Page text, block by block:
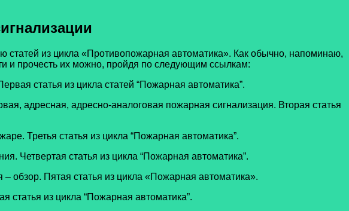
статей из цикла «Противопожарная автоматика». Как обычно, напоминаю,
и прочесть их можно, пройдя по следующим ссылкам:
статья из цикла статей “Пожарная автоматика”.
адресная, адресно-аналоговая пожарная сигнализация. Вторая статья
Третья статья из цикла “Пожарная автоматика”.
Четвертая статья из цикла “Пожарная автоматика”.
обзор. Пятая статья из цикла «Пожарная автоматика».
из цикла “Пожарная автоматика”.